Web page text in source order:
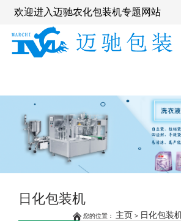
欢迎进入迈驰农化包装机专题网站
日化包装机
您的位置： 主页 > 日化包装